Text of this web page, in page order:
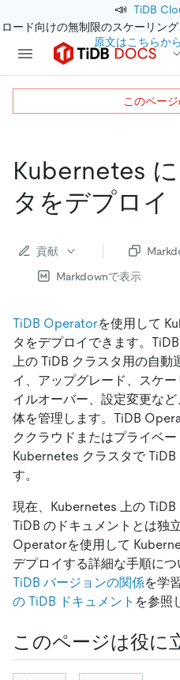
📣 TiDB
ード向けの無制限のスケーリン
原文はこちらか
Kubernetes
タをデプロイ
貢献
Markdownで表示
TiDB Operatorを使用して
タをデプロイできます。
上の TiDB クラスタ用の自
イ、アップグレード、スケ
イルオーバー、設定変更な
体を管理します。TiDB
ククラウドまたはプライベ
Kubernetes クラスタで
す。
現在、Kubernetes 上の TiDB
TiDB のドキュメントとは独
Operatorを使用して
デプロイする詳細な手順につ
TiDB バージョンの関係を学
の TiDB ドキュメント を参照
このページは役に
このペー